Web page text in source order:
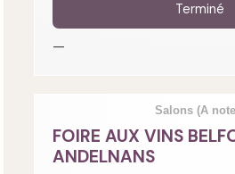
Terminé
—
Salons (A
FOIRE AUX VINS
ANDELNANS